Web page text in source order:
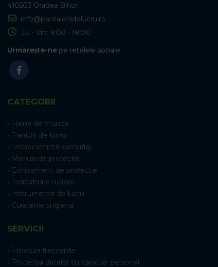
410503 Oradea Bihor
info@pantalonidelucru.ro
Lu - Vin: 9:00 - 18:00
Urmărește-ne pe rețelele sociale
CATEGORII
Haine de munca
Pantofi de lucru
Imbracaminte camuflaj
Manusi de protectie
Echipament de protectie
Indicatoare rutiere
Instrumente de lucru
Curatenie si igiena
SERVICII
Întrebări frecvente
Protecția datelor cu caracter personal